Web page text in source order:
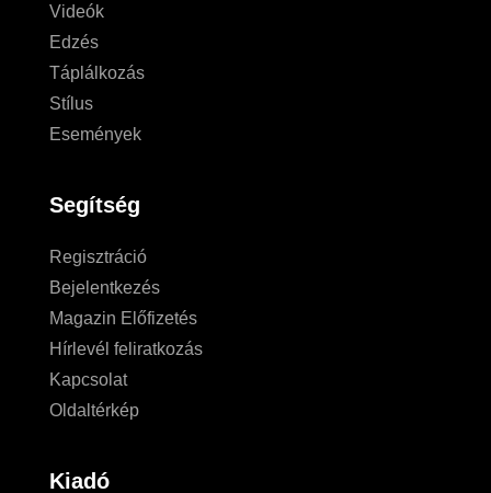
Videók
Edzés
Táplálkozás
Stílus
Események
Segítség
Regisztráció
Bejelentkezés
Magazin Előfizetés
Hírlevél feliratkozás
Kapcsolat
Oldaltérkép
Kiadó